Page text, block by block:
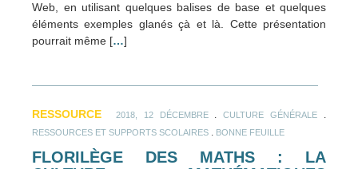
Web, en utilisant quelques balises de base et quelques
éléments exemples glanés çà et là. Cette présentation
pourrait même […]
RESSOURCE 2018, 12 DÉCEMBRE.CULTURE GÉNÉRALE
RESSOURCES ET SUPPORTS SCOLAIRES BONNE FEUILLE
FLORILÈGE DES MATHS : LA